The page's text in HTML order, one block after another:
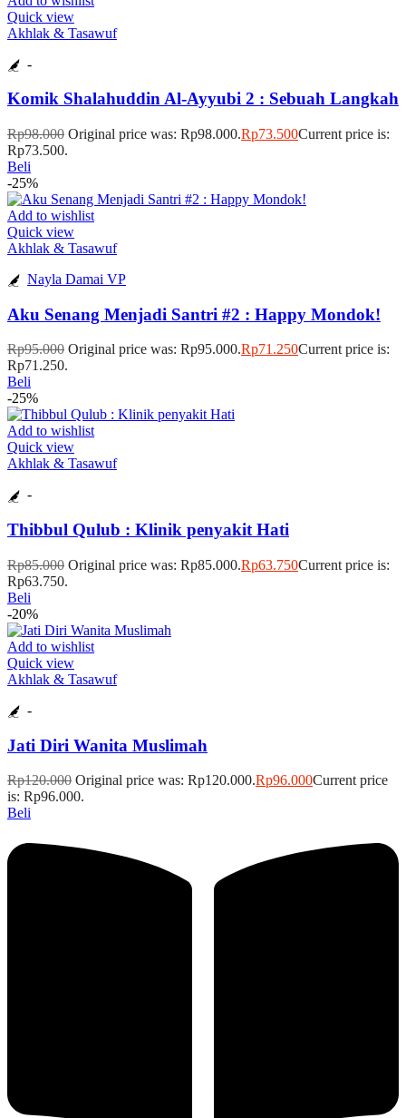
Quick view
Akhlak & Tasawuf
-
Komik Shalahuddin Al-Ayyubi 2 : Sebuah Langkah
Rp98.000 Original price was: Rp98.000.Rp73.500Current price is:
Rp73.500.
Beli
-25%
Add to wishlist
Quick view
Akhlak & Tasawuf
Nayla Damai VP
Aku Senang Menjadi Santri #2 : Happy Mondok!
Rp95.000 Original price was: Rp95.000.Rp71.250Current price is:
Rp71.250.
Beli
-25%
Add to wishlist
Quick view
Akhlak & Tasawuf
-
Thibbul Qulub : Klinik penyakit Hati
Rp85.000 Original price was: Rp85.000.Rp63.750Current price is:
Rp63.750.
Beli
-20%
Add to wishlist
Quick view
Akhlak & Tasawuf
-
Jati Diri Wanita Muslimah
Rp120.000 Original price was: Rp120.000.Rp96.000Current price
is: Rp96.000.
Beli